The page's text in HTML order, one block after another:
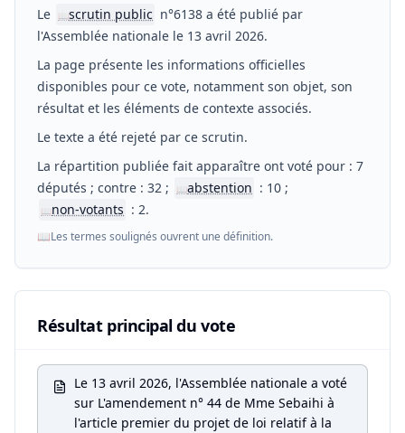
Le 📖scrutin public n°6138 a été publié par
l'Assemblée nationale le 13 avril 2026.
La page présente les informations officielles
disponibles pour ce vote, notamment son objet, son
résultat et les éléments de contexte associés.
Le texte a été rejeté par ce scrutin.
La répartition publiée fait apparaître ont voté pour : 7
députés ; contre : 32 ;
📖abstention : 10 ;
📖non-votants : 2.
📖Les termes soulignés ouvrent une définition.
Résultat principal du vote
Le 13 avril 2026, l'Assemblée nationale a voté
sur L'amendement n° 44 de Mme Sebaihi à
l'article premier du projet de loi relatif à la